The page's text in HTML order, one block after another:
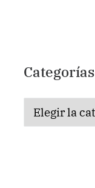
Categorías
Categorías